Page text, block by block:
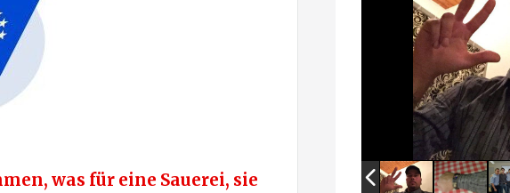
was für eine Sauerei, sie